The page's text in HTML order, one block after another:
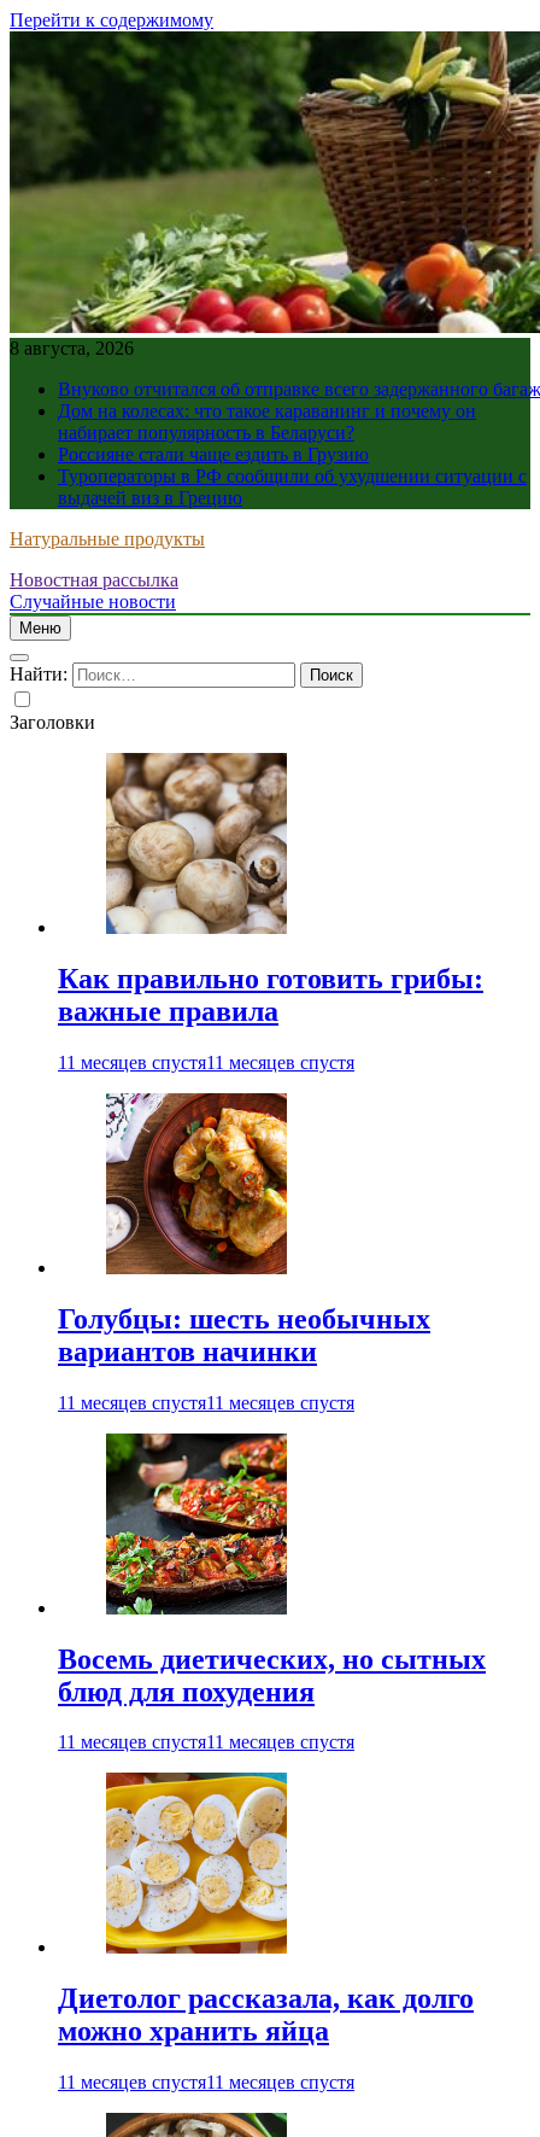
Перейти к содержимому
8 августа, 2026
Внуково отчитался об отправке всего задержанного
Дом на колесах: что такое караванинг и почему он
набирает популярность в Беларуси?
Россияне стали чаще ездить в Грузию
Туроператоры в РФ сообщили об ухудшении ситуации с
выдачей виз в Грецию
Натуральные продукты
Новостная рассылка
Случайные новости
Меню
Найти:
Заголовки
Как правильно готовить грибы:
важные правила
11 месяцев спустя11 месяцев спустя
Голубцы: шесть необычных
вариантов начинки
11 месяцев спустя11 месяцев спустя
Восемь диетических, но сытных
блюд для похудения
11 месяцев спустя11 месяцев спустя
Диетолог рассказала, как долго
можно хранить яйца
11 месяцев спустя11 месяцев спустя